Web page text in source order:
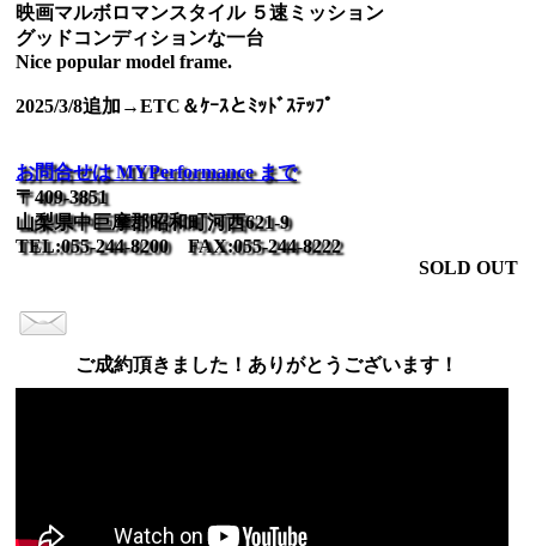
映画マルボロマンスタイル ５速ミッション
グッドコンディションな一台
Nice popular model frame.
2025/3/8追加→ETC＆ｹｰｽとﾐｯﾄﾞｽﾃｯﾌﾟ
お問合せは MYPerformance まで
〒409-3851
山梨県中巨摩郡昭和町河西621-9
TEL:055-244-8200 FAX:055-244-8222
SOLD OUT
ご成約頂きました！ありがとうございます！